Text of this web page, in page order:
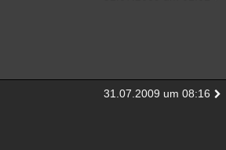
31.07.2009 um 08:16